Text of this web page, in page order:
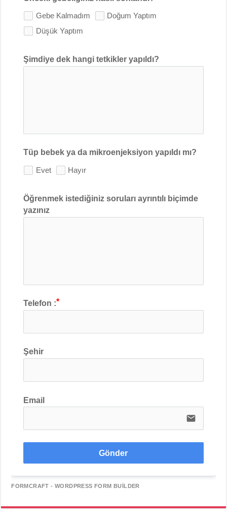
Gebe Kalmadım
Doğum Yaptım
Düşük Yaptım
Şimdiye dek hangi tetkikler yapıldı?
Tüp bebek ya da mikroenjeksiyon yapıldı mı?
Evet Hayır
Öğrenmek istediğiniz soruları ayrıntılı biçimde
yazınız
Telefon :
Şehir
Email
email
Gönder
FORMCRAFT - WORDPRESS FORM BUILDER